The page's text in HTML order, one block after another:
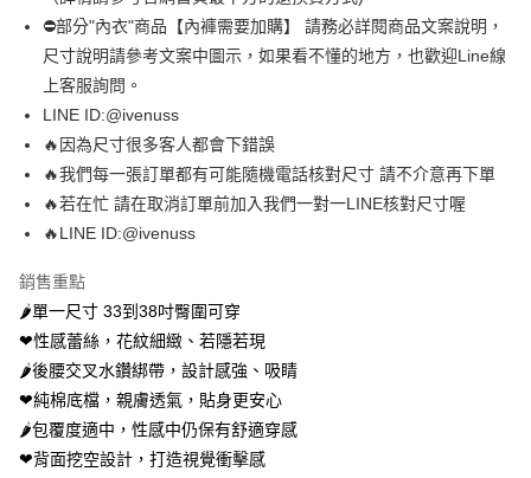
AFTEE先享後付
相關說明
【關於「AFTEE先享後付」】
AFTEE先享後付是「在收到商品之後才付款」的支付方式。 讓您購物簡單
便利好安心！
１．簡單：不需註冊會員、不需綁卡、不需儲值。
３．安心：先確認商品／服務後，再付款。
１．於結帳方式選擇「AFTEE先享後付」後，將跳轉至「AFTEE先享後付」
２．訂單成立數日內，您將收到繳費通知簡訊。
３．收到繳費通知簡訊後14天內，點擊此簡訊中的連結，可透過四大超商／
ATM／網路銀行／等多元方式進行付款，方視為交易完成。
※ 請注意：結帳手續完成當下不需立刻繳費，但若您需要取消訂單，請聯絡
購買商品的店家。未經商家同意取消之訂單仍視為有效，需透過AFTEE先享
後付繳納相關費用。
是否繳費成功／繳費後需取消欲退款等相關疑問，請聯繫「AFTEE先享後付
客戶支援中心」https://netprotections.freshdesk.com/support/home
ATM付款
運送方式
全家 取貨付款約3～4天到貨
每筆NT$80，滿NT$799(含以上)免運費
萊爾富 取貨付款約3～4天到貨
每筆NT$80，滿NT$799(含以上)免運費
每筆NT$80，滿NT$799(含以上)免運費
⛔部分"內衣"商品【內褲需要加購】 請務必詳閱商品文案說明，
尺寸說明請參考文案中圖示，如果看不懂的地方，也歡迎Line線
上客服詢問。
LINE ID:@ivenuss
🔥因為尺寸很多客人都會下錯誤
🔥我們每一張訂單都有可能隨機電話核對尺寸 請不介意再下單
🔥若在忙 請在取消訂單前加入我們一對一LINE核對尺寸喔
🔥LINE ID:@ivenuss
銷售重點
🌶️單一尺寸 33到38吋臀圍可穿
❤︎性感蕾絲，花紋細緻、若隱若現
🌶️後腰交叉水鑽綁帶，設計感強、吸睛
❤︎純棉底檔，親膚透氣，貼身更安心
🌶️包覆度適中，性感中仍保有舒適穿感
❤︎背面挖空設計，打造視覺衝擊感